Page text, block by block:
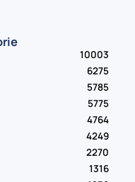
10003
6275
5785
5775
4764
4249
2270
1316